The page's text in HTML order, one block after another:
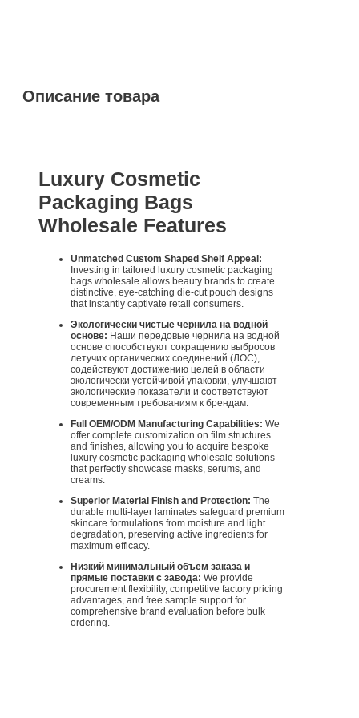
Описание товара
Luxury Cosmetic
Packaging Bags
Wholesale Features
Unmatched Custom Shaped Shelf Appeal:
Investing in tailored luxury cosmetic packaging
bags wholesale allows beauty brands to create
distinctive, eye-catching die-cut pouch designs
that instantly captivate retail consumers.
Экологически чистые чернила на водной
основе: Наши передовые чернила на водной
основе способствуют сокращению выбросов
летучих органических соединений (ЛОС),
содействуют достижению целей в области
экологически устойчивой упаковки, улучшают
экологические показатели и соответствуют
современным требованиям к брендам.
Full OEM/ODM Manufacturing Capabilities: We
offer complete customization on film structures
and finishes, allowing you to acquire bespoke
luxury cosmetic packaging wholesale solutions
that perfectly showcase masks, serums, and
creams.
Superior Material Finish and Protection: The
durable multi-layer laminates safeguard premium
skincare formulations from moisture and light
degradation, preserving active ingredients for
maximum efficacy.
Низкий минимальный объем заказа и
прямые поставки с завода: We provide
procurement flexibility, competitive factory pricing
advantages, and free sample support for
comprehensive brand evaluation before bulk
ordering.